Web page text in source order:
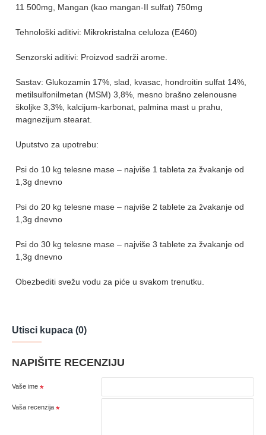
11 500mg, Mangan (kao mangan-II sulfat) 750mg
Tehnološki aditivi: Mikrokristalna celuloza (E460)
Senzorski aditivi: Proizvod sadrži arome.
Sastav: Glukozamin 17%, slad, kvasac, hondroitin sulfat 14%,
metilsulfonilmetan (MSM) 3,8%, mesno brašno zelenousne
školjke 3,3%, kalcijum-karbonat, palmina mast u prahu,
magnezijum stearat.
Uputstvo za upotrebu:
Psi do 10 kg telesne mase – najviše 1 tableta za žvakanje od
1,3g dnevno
Psi do 20 kg telesne mase – najviše 2 tablete za žvakanje od
1,3g dnevno
Psi do 30 kg telesne mase – najviše 3 tablete za žvakanje od
1,3g dnevno
Obezbediti svežu vodu za piće u svakom trenutku.
Utisci kupaca (0)
NAPIŠITE RECENZIJU
Vaše ime
Vaša recenzija